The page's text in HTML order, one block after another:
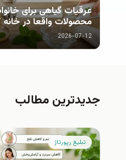
عرقیات گیاهی برای
محصولات واقعا در خانه
2026-07-12
جدیدترین مطالب
تبلیغ رپورتاژ